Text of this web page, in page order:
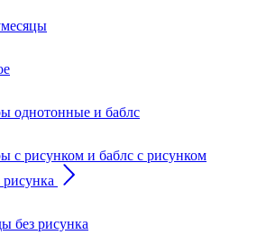
однотонные и баблс
с рисунком и баблс с рисунком
рисунка
без рисунка